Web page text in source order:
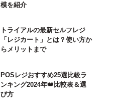
模を紹介
トライアルの最新セルフレジ
「レジカート」とは？使い方か
らメリットまで
POSレジおすすめ25選比較ラ
ンキング2024年👑比較表＆選
び方